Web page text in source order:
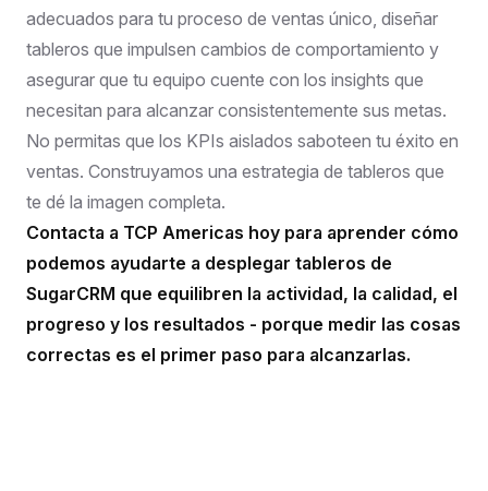
adecuados para tu proceso de ventas único, diseñar
tableros que impulsen cambios de comportamiento y
asegurar que tu equipo cuente con los insights que
necesitan para alcanzar consistentemente sus metas.
No permitas que los KPIs aislados saboteen tu éxito en
ventas. Construyamos una estrategia de tableros que
te dé la imagen completa.
Contacta a TCP Americas hoy para aprender cómo
podemos ayudarte a desplegar tableros de
SugarCRM que equilibren la actividad, la calidad, el
progreso y los resultados - porque medir las cosas
correctas es el primer paso para alcanzarlas.